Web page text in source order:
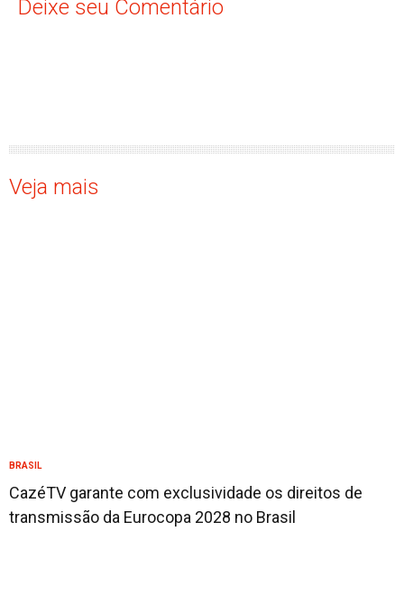
Deixe seu Comentário
Veja mais
BRASIL
CazéTV garante com exclusividade os direitos de
transmissão da Eurocopa 2028 no Brasil